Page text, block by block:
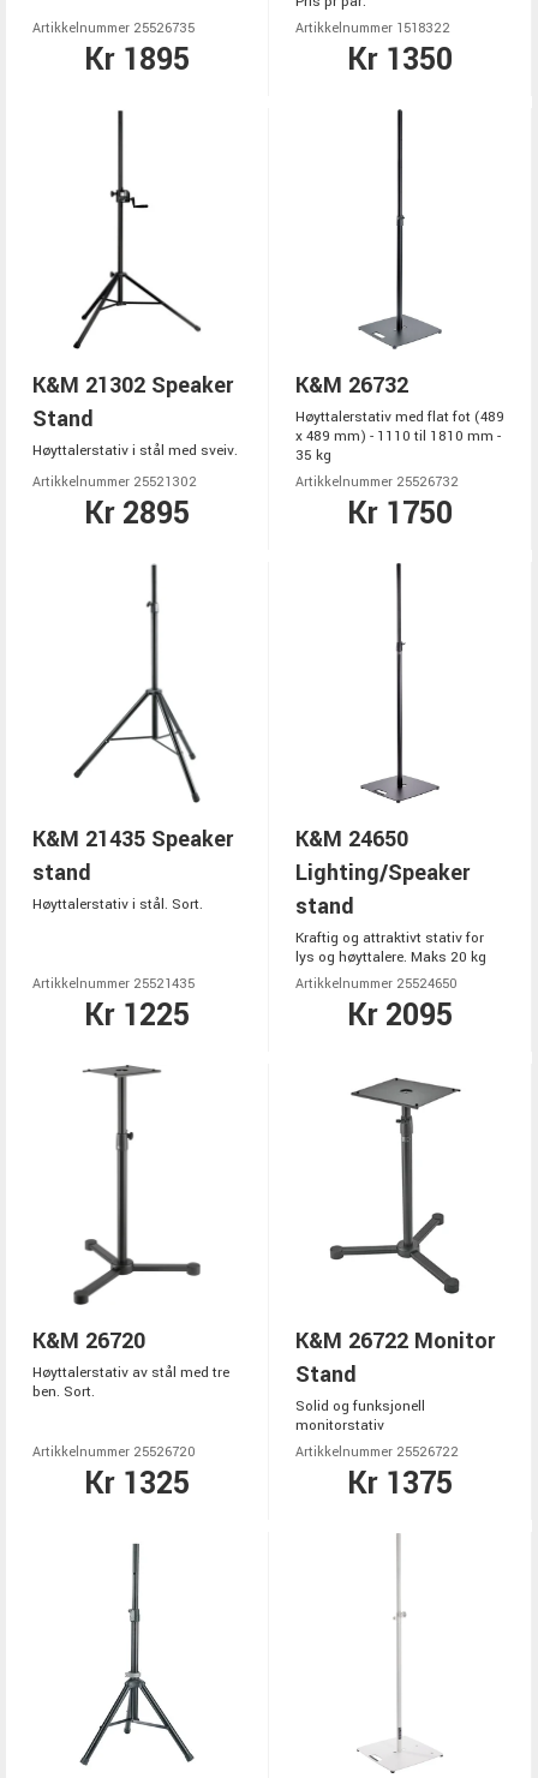
Artikkelnummer 25526735
Kr 1895
Artikkelnummer 1518322
Kr 1350
K&M 21302 Speaker
Stand
Høyttalerstativ i stål med sveiv.
Artikkelnummer 25521302
Kr 2895
K&M 26732
Høyttalerstativ med flat fot (489
x 489 mm) - 1110 til 1810 mm -
35 kg
Artikkelnummer 25526732
Kr 1750
K&M 21435 Speaker
stand
Høyttalerstativ i stål. Sort.
Artikkelnummer 25521435
Kr 1225
K&M 24650
Lighting/Speaker
stand
Kraftig og attraktivt stativ for
lys og høyttalere. Maks 20 kg
Artikkelnummer 25524650
Kr 2095
K&M 26720
Høyttalerstativ av stål med tre
ben. Sort.
Artikkelnummer 25526720
Kr 1325
K&M 26722 Monitor
Stand
Solid og funksjonell
monitorstativ
Artikkelnummer 25526722
Kr 1375